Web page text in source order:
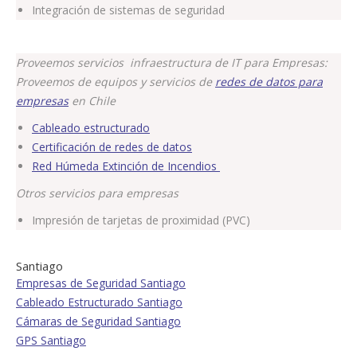
Integración de sistemas de seguridad
Proveemos servicios infraestructura de IT para Empresas:
Proveemos de equipos y servicios de redes de datos para
empresasen Chile
Cableado estructurado
Certificación de redes de datos
Red Húmeda Extinción de Incendios
Otros servicios para empresas
Impresión de tarjetas de proximidad (PVC)
Santiago
Empresas de Seguridad Santiago
Cableado Estructurado Santiago
Cámaras de Seguridad Santiago
GPS Santiago